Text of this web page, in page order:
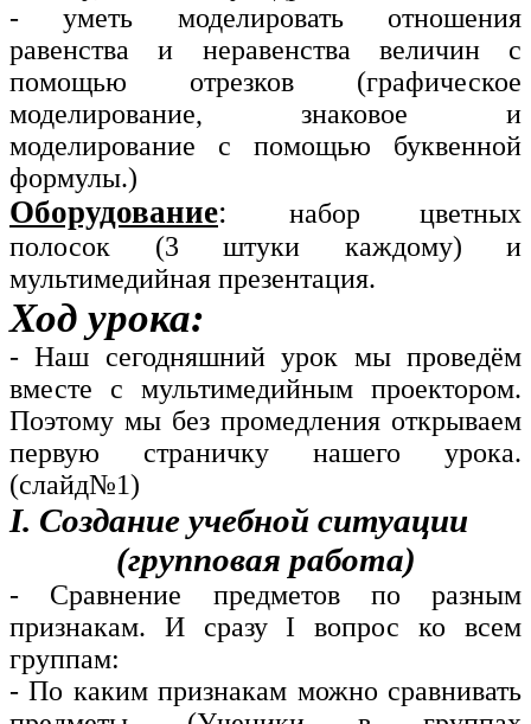
- уметь моделировать отношения
равенства и неравенства величин с
помощью отрезков (графическое
моделирование, знаковое и
моделирование с помощью буквенной
формулы.)
Оборудование: набор цветных
полосок (3 штуки каждому) и
мультимедийная презентация.
Ход урока:
- Наш сегодняшний урок мы проведём
вместе с мультимедийным проектором.
Поэтому мы без промедления открываем
первую страничку нашего урока.
(слайд№1)
I. Создание учебной ситуации
(групповая работа)
- Сравнение предметов по разным
признакам. И сразу I вопрос ко всем
группам:
- По каким признакам можно сравнивать